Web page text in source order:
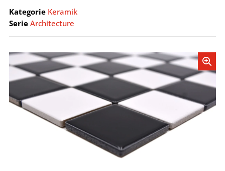
Kategorie Keramik
Serie Architecture